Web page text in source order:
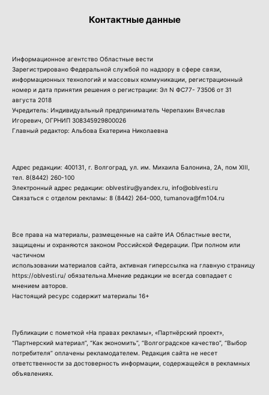
Контактные данные
Информационное агентство Областные вести
Зарегистрировано Федеральной службой по надзору в сфере связи,
информационных технологий и массовых коммуникации, регистрационный
номер и дата принятия решения о регистрации: Эл N ФС77- 73506 от 31
августа 2018
Учредитель: Индивидуальный предприниматель Черепахин Вячеслав
Игоревич, ОГРНИП 308345929800026
Главный редактор: Альбова Екатерина Николаевна
Адрес редакции: 400131, г. Волгоград, ул. им. Михаила Балонина, 2А, пом XIII,
тел. 8(8442) 260-100
Электронный адрес редакции: oblvestiru@yandex.ru, info@oblvesti.ru
Связаться с отделом рекламы: 8 (8442) 264-000 , tumanova@fm104.ru
Все права на материалы, размещенные на сайте ИА Областные вести,
защищены и охраняются законом Российской Федерации. При полном или
частичном
использовании материалов сайта, активная гиперссылка на главную страницу
https://oblvesti.ru/ обязательна.Мнение редакции не всегда совпадает с
мнением авторов.
Настоящий ресурс содержит материалы 16+
Публикации с пометкой «На правах рекламы», «Партнёрский проект»,
“Партнерский материал”, “Как экономить”, “Волгоградское качество”, “Выбор
потребителя” оплачены рекламодателем. Редакция сайта не несет
ответственности за достоверность информации, содержащейся в рекламных
объявлениях.